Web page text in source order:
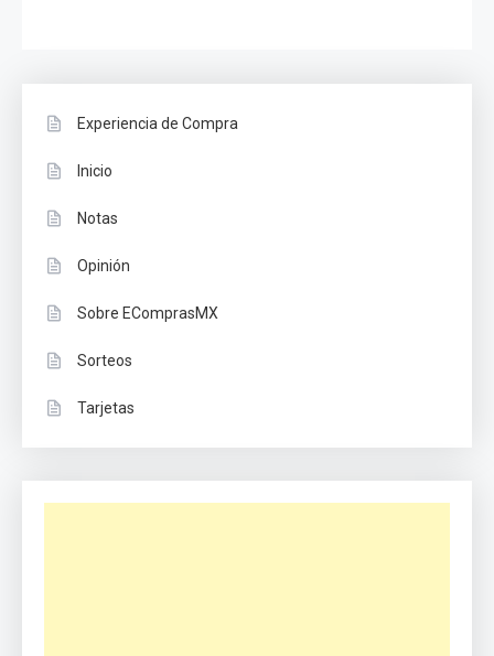
Experiencia de Compra
Inicio
Notas
Opinión
Sobre EComprasMX
Sorteos
Tarjetas